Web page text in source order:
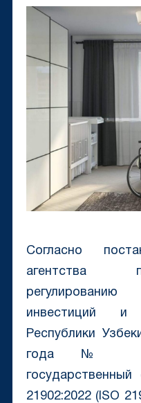
стандарт
Согласно
агентства
инвестиций и
Республики
года № 05-
21902:2022 (ISO